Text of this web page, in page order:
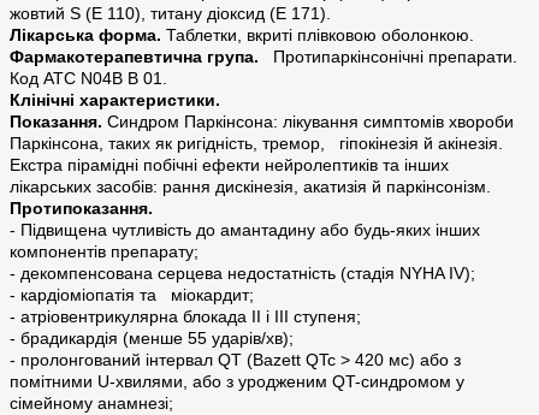
жовтий S (Е 110), титану діоксид (Е 171).
Лікарська форма. Таблетки, вкриті плівковою оболонкою.
Фармакотерапевтична група. Протипаркінсонічні препарати.
Код АТС N04В В 01.
Клінічні характеристики.
Показання. Синдром Паркінсона: лікування симптомів хвороби
Паркінсона, таких як ригідність, тремор, гіпокінезія й акінезія.
Екстра пірамідні побічні ефекти нейролептиків та інших
лікарських засобів: рання дискінезія, акатизія й паркінсонізм.
Протипоказання.
- Підвищена чутливість до амантадину або будь-яких інших
компонентів препарату;
- декомпенсована серцева недостатність (стадія NYНA IV);
- кардіоміопатія та міокардит;
- атріовентрикулярна блокада II і III ступеня;
- брадикардія (менше 55 ударів/хв);
- пролонгований інтервал QT (Bazett QTc > 420 мс) або з
помітними U-хвилями, або з уродженим QT-синдромом у
сімейному анамнезі;